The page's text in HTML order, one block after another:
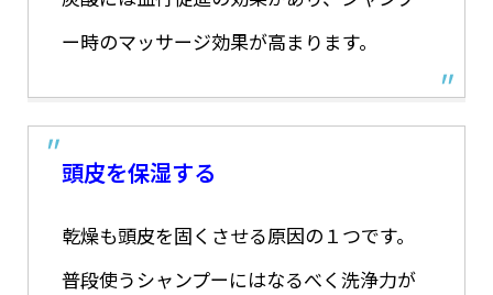
ー時のマッサージ効果が高まります。
頭皮を保湿する
乾燥も頭皮を固くさせる原因の１つです。
普段使うシャンプーにはなるべく洗浄力が